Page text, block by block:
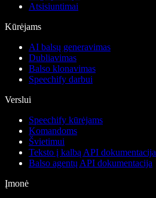
Atsisiuntimai
Kūrėjams
AI balsų generavimas
Dubliavimas
Balso klonavimas
Speechify darbui
Verslui
Speechify kūrėjams
Komandoms
Švietimui
Teksto į kalbą API dokumentacija
Balso agentų API dokumentacija
Įmonė